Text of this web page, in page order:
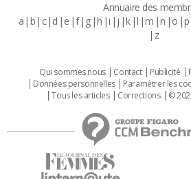
Annuaire des
a b c d e f g h i j k l m n o p
z
Qui sommes nous Contact Publicité
Données personnelles
Paramétrer les
Tous les articles
Corrections ©